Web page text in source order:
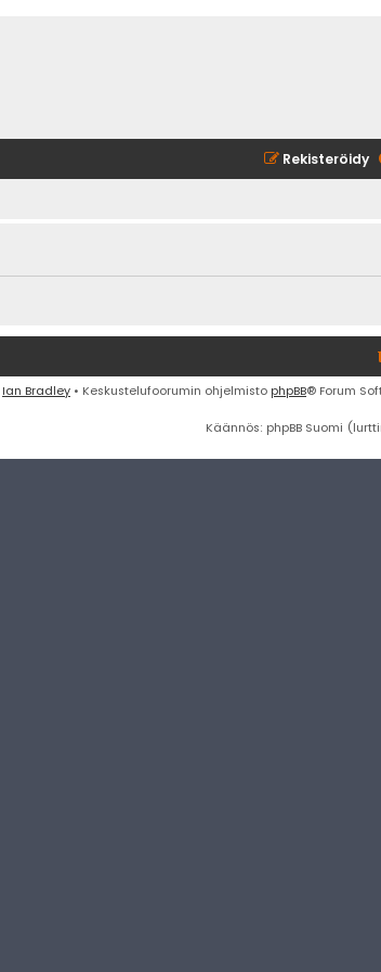
Rekisteröidy
Ian Bradley • Keskustelufoorumin ohjelmisto phpBB® Forum
Käännös: phpBB Suomi